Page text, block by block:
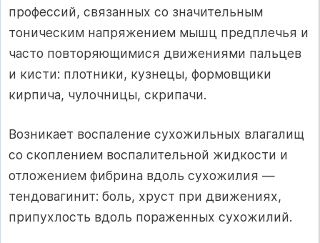
профессий, связанных со значительным
тоническим напряжением мышц предплечья и
часто повторяющимися движениями пальцев
и кисти: плотники, кузнецы, формовщики
кирпича, чулочницы, скрипачи.
Возникает воспаление сухожильных влагалищ
со скоплением воспалительной жидкости и
отложением фибрина вдоль сухожилия —
тендовагинит: боль, хруст при движениях,
припухлость вдоль пораженных сухожилий.